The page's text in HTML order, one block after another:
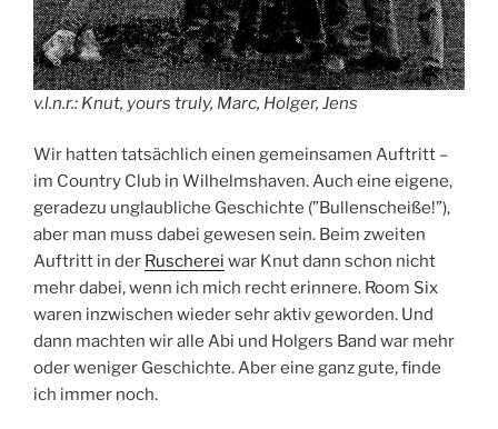
v.l.n.r.: Knut, yours truly, Marc, Holger, Jens
Wir hatten tatsächlich einen gemeinsamen Auftritt –
im Country Club in Wilhelmshaven. Auch eine eigene,
geradezu unglaubliche Geschichte (”Bullenscheiße!”),
aber man muss dabei gewesen sein. Beim zweiten
Auftritt in der Ruscherei war Knut dann schon nicht
mehr dabei, wenn ich mich recht erinnere. Room Six
waren inzwischen wieder sehr aktiv geworden. Und
dann machten wir alle Abi und Holgers Band war mehr
oder weniger Geschichte. Aber eine ganz gute, finde
ich immer noch.